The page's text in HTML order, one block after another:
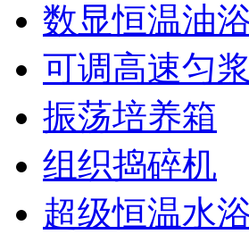
数显恒温油
可调高速匀
振荡培养箱
组织捣碎机
超级恒温水